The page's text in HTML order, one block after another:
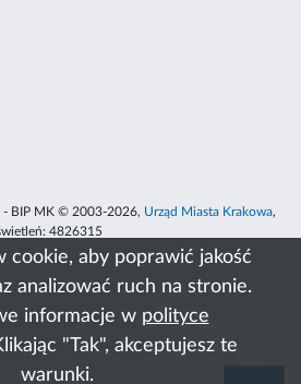
cookie, aby poprawić jakość
analizować ruch na stronie.
informacje w polityce
"Tak", akceptujesz te
warunki.
- BIP MK © 2003-2026, Urząd Miasta Krakowa,
4826315